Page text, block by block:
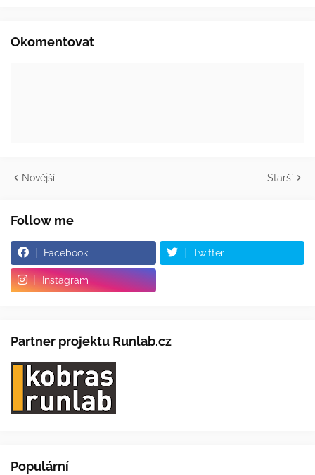
Okomentovat
Novější Starší
Follow me
Facebook Twitter
Instagram
Partner projektu Runlab.cz
Populární